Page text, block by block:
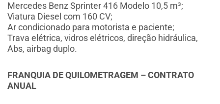
Mercedes Benz Sprinter 416 Modelo 10,5 m³;
Viatura Diesel com 160 CV;
Ar condicionado para motorista e paciente;
Trava elétrica, vidros elétricos, direção hidráulica,
Abs, airbag duplo.
FRANQUIA DE QUILOMETRAGEM – CONTRATO
ANUAL